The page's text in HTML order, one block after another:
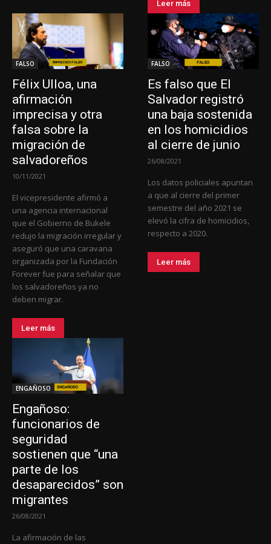
Leer más
FALSO
Félix Ulloa, una
afirmación
imprecisa y otra
falsa sobre la
migración de
salvadoreños
10/11/2021
El vicepresidente afirmó a
una agencia internacional
que el Gobierno de Bukele
redujo la migración irregular y
aseguró que una caravana
organizada por la Fundación
Forever fue para señalar que
los salvadoreños ya no
deben migrar.
Leer más
FALSO
Es falso que El
Salvador registró
una baja sostenida
en los homicidios
al cierre de junio
26/08/2021
Los datos policiales apuntan
a que al cierre del primer
semestre del año 2021 se
elevó la cifra de homicidios,
respecto a 2020.
Leer más
ENGAÑOSO
Engañoso:
funcionarios de
seguridad
sostienen que “una
parte de los
desaparecidos” son
migrantes
26/08/2021
La afirmación de las